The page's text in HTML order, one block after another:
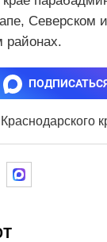
Северском и
районах.